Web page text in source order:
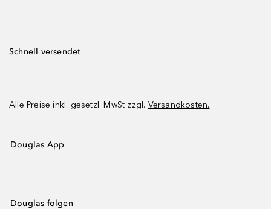
Schnell versendet
Alle Preise inkl. gesetzl. MwSt zzgl. Versandkosten.
Douglas App
Douglas folgen